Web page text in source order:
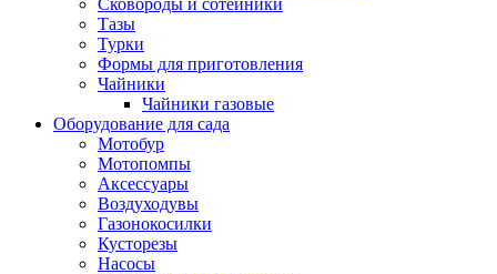
Сковороды и сотейники
Тазы
Турки
Формы для приготовления
Чайники
Чайники газовые
Оборудование для сада
Мотобур
Мотопомпы
Аксессуары
Воздуходувы
Газонокосилки
Кусторезы
Насосы